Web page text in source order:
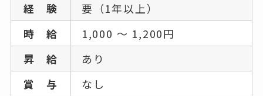
経 験
要（1年以上）
時 給
1,000 〜 1,200円
昇 給
あり
賞 与
なし